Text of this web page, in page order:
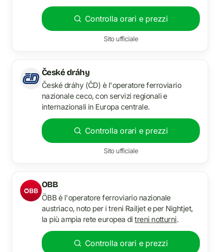
Controlla orari e prezzi
Sito ufficiale
České dráhy
České dráhy (ČD) è l'operatore ferroviario
nazionale ceco, con servizi regionali e
internazionali in Europa centrale.
Controlla orari e prezzi
Sito ufficiale
OBB
ÖBB è l'operatore ferroviario nazionale
austriaco, noto per i treni Railjet e per Nightjet,
la più ampia rete europea ditreni notturni.
Controlla orari e prezzi